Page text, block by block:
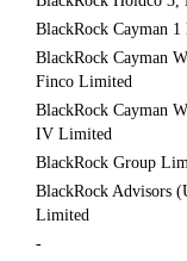
BlackRock Cayman 1
BlackRock Cayman
Finco Limited
BlackRock Cayman
IV Limited
BlackRock Group
BlackRock Advisors
Limited
-